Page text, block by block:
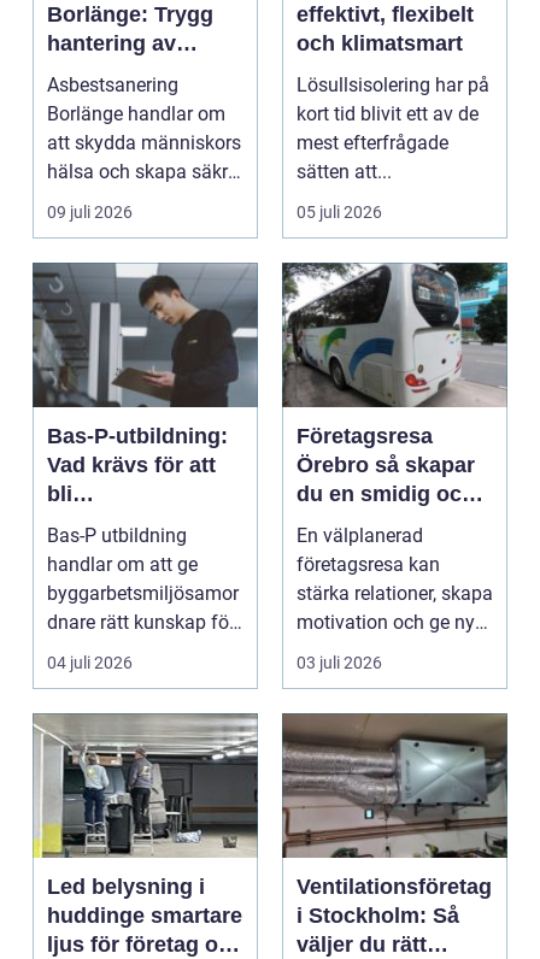
Borlänge: Trygg
hantering av
farliga fibrer
Asbestsanering
Borlänge handlar om
att skydda människors
hälsa och skapa säkra
m...
09 juli 2026
effektivt, flexibelt
och klimatsmart
Lösullsisolering har på
kort tid blivit ett av de
mest efterfrågade
sätten att...
05 juli 2026
Bas-P-utbildning:
Vad krävs för att
bli
byggarbetsmiljösa
mordnare?
Bas-P utbildning
handlar om att ge
byggarbetsmiljösamor
dnare rätt kunskap för
att pla...
04 juli 2026
Företagsresa
Örebro så skapar
du en smidig och
minnesvärd resa
för hela teamet
En välplanerad
företagsresa kan
stärka relationer, skapa
motivation och ge ny
energi till både chefe...
03 juli 2026
Led belysning i
huddinge smartare
ljus för företag och
Ventilationsföretag
i Stockholm: Så
väljer du rätt